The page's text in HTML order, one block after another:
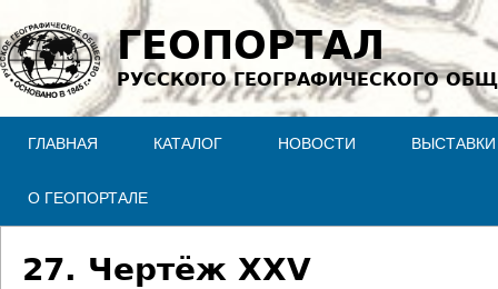
Jump to navigation
ГЕОПОРТАЛ
РУССКОГО ГЕОГРАФИЧЕСКОГО
ГЛАВНАЯ КАТАЛОГ НОВОСТИ ВЫСТАВКИ
О ГЕОПОРТАЛЕ
27. Чертёж XXV